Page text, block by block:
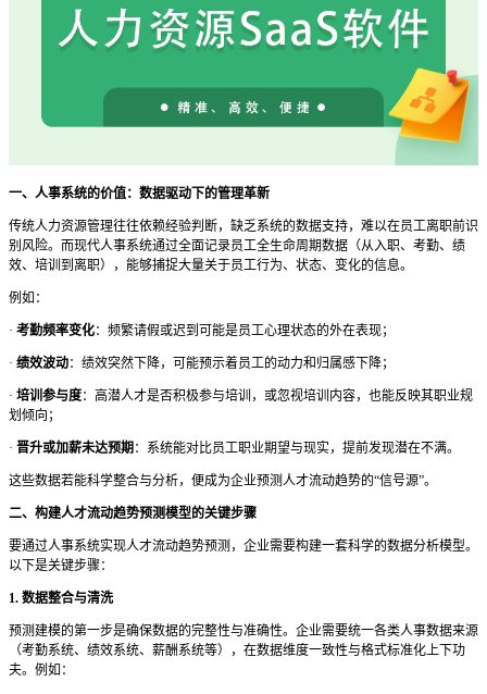
一、人事系统的价值：数据驱动下的管理革新
传统人力资源管理往往依赖经验判断，缺乏系统的数据支持，难以在员工离职前识
别风险。而现代人事系统通过全面记录员工全生命周期数据（从入职、考勤、绩
效、培训到离职），能够捕捉大量关于员工行为、状态、变化的信息。
例如：
· 考勤频率变化：频繁请假或迟到可能是员工心理状态的外在表现；
· 绩效波动：绩效突然下降，可能预示着员工的动力和归属感下降；
· 培训参与度：高潜人才是否积极参与培训，或忽视培训内容，也能反映其职业规
划倾向；
· 晋升或加薪未达预期 ：系统能对比员工职业期望与现实，提前发现潜在不满。
这些数据若能科学整合与分析，便成为企业预测人才流动趋势的“信号源”。
二、构建人才流动趋势预测模型的关键步骤
要通过人事系统实现人才流动趋势预测，企业需要构建一套科学的数据分析模型。
以下是关键步骤：
1. 数据整合与清洗
预测建模的第一步是确保数据的完整性与准确性。企业需要统一各类人事数据来源
（考勤系统、绩效系统、薪酬系统等），在数据维度一致性与格式标准化上下功
夫。例如：